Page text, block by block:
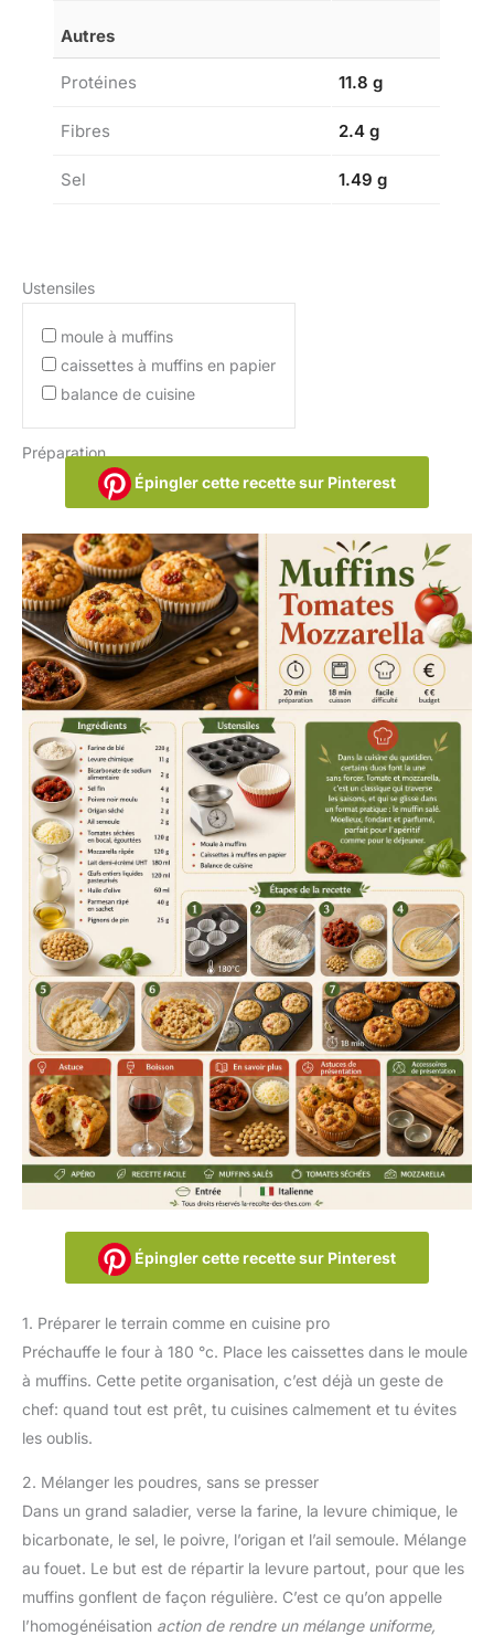
Autres
Protéines 11.8 g
Fibres 2.4 g
Sel 1.49 g
Ustensiles
moule à muffins
caissettes à muffins en papier
balance de cuisine
Préparation
Épingler cette recette sur Pinterest
Épingler cette recette sur Pinterest
1. Préparer le terrain comme en cuisine pro
Préchauffe le four à 180 °c. Place les caissettes dans le moule
à muffins. Cette petite organisation, c’est déjà un geste de
chef: quand tout est prêt, tu cuisines calmement et tu évites
les oublis.
2. Mélanger les poudres, sans se presser
Dans un grand saladier, verse la farine, la levure chimique, le
bicarbonate, le sel, le poivre, l’origan et l’ail semoule. Mélange
au fouet. Le but est de répartir la levure partout, pour que les
muffins gonflent de façon régulière. C’est ce qu’on appelle
l’homogénéisation action de rendre un mélange uniforme,